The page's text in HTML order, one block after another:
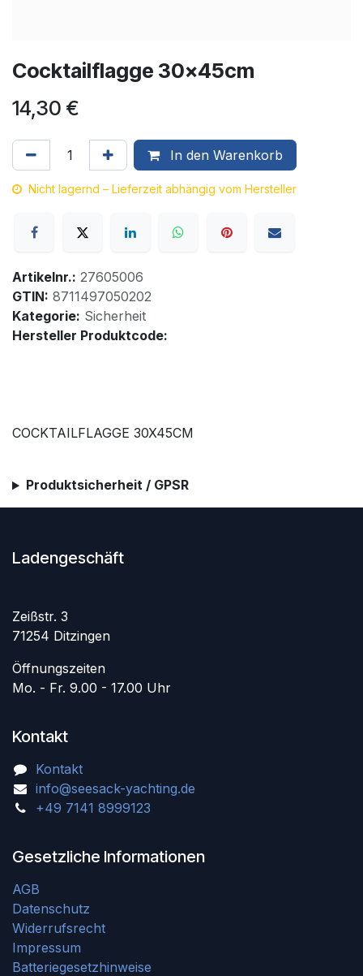
Cocktailflagge 30x45cm
14,30 €
In den Warenkorb
Nicht lagernd – Lieferzeit abhängig vom Hersteller
Artikelnr.: 27605006
GTIN: 8711497050202
Kategorie: Sicherheit
Hersteller Produktcode:
COCKTAILFLAGGE 30X45CM
Produktsicherheit / GPSR
Ladengeschäft
Zeißstr. 3
71254 Ditzingen
Öffnungszeiten
Mo. - Fr. 9.00 - 17.00 Uhr
Kontakt
Kontakt
info@seesack-yachting.de
+49 7141 8999123
Gesetzliche Informationen
AGB
Datenschutz
Widerrufsrecht
Impressum
Batteriegesetzhinweise